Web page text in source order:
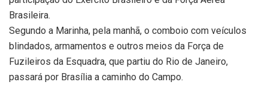
Brasileira.
Segundo a Marinha, pela manhã, o comboio com veículos
blindados, armamentos e outros meios da Força de
Fuzileiros da Esquadra, que partiu do Rio de Janeiro,
passará por Brasília a caminho do Campo.